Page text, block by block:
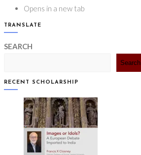
Opens in a new tab
TRANSLATE
SEARCH
Search
RECENT SCHOLARSHIP